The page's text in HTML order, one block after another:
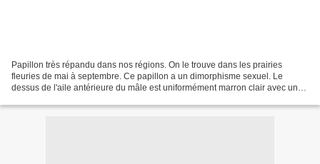
Papillon très répandu dans nos régions. On le trouve dans les prairies
fleuries de mai à septembre. Ce papillon a un dimorphisme sexuel. Le
dessus de l'aile antérieure du mâle est uniformément marron clair avec un